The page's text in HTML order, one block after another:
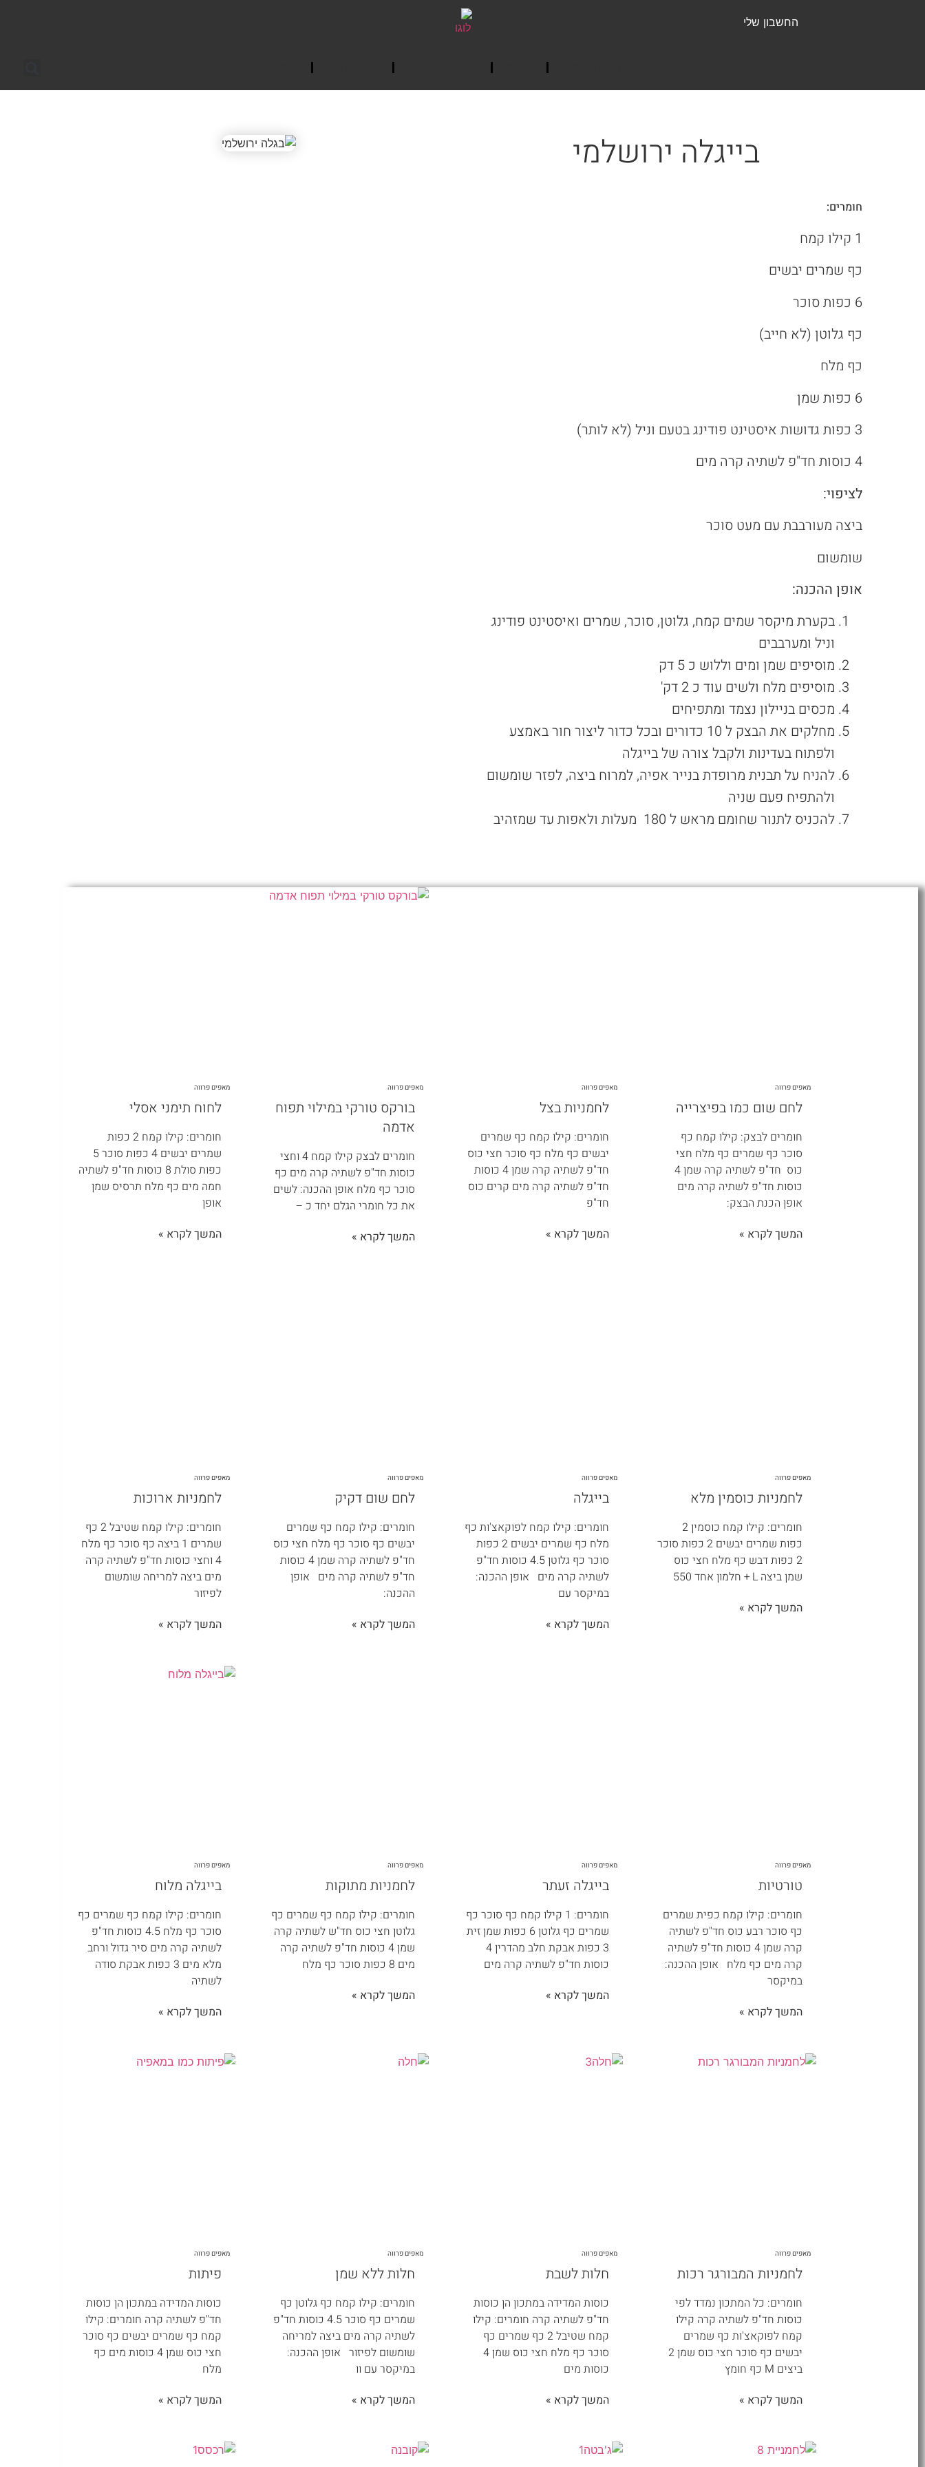
החשבון שלי
בייגלה ירושלמי
חומרים:
1 קילו קמח
כף שמרים יבשים
6 כפות סוכר
כף גלוטן (לא חייב)
כף מלח
6 כפות שמן
3 כפות גדושות איסטינט פודינג בטעם וניל (לא לותר)
4 כוסות חד"פ לשתיה קרה מים
לציפוי:
ביצה מעורבבת עם מעט סוכר
שומשום
אופן ההכנה:
בקערת מיקסר שמים קמח, גלוטן, סוכר, שמרים ואיסטינט פודינג
וניל ומערבבים
מוסיפים שמן ומים וללוש כ 5 דק
מוסיפים מלח ולשים עוד כ 2 דק'
מכסים בניילון נצמד ומתפיחים
מחלקים את הבצק ל 10 כדורים ובכל כדור ליצור חור באמצע
ולפתוח בעדינות ולקבל צורה של בייגלה
להניח על תבנית מרופדת בנייר אפיה, למרוח ביצה, לפזר שומשום
ולהתפיח פעם שניה
להכניס לתנור שחומם מראש ל 180 מעלות ולאפות עד שמזהיב
מאפים פרווה
לחם שום כמו בפיצרייה
חומרים לבצק: קילו קמח כף
סוכר כף שמרים כף מלח חצי
כוס חד"פ לשתיה קרה שמן 4
כוסות חד"פ לשתיה קרה מים
אופן הכנת הבצק:
המשך לקרא »
מאפים פרווה
לחמניות בצל
חומרים: קילו קמח כף שמרים
יבשים כף מלח כף סוכר חצי כוס
חד"פ לשתיה קרה שמן 4 כוסות
חד"פ לשתיה קרה מים קרים כוס
חד"פ
המשך לקרא »
מאפים פרווה
בורקס טורקי במילוי תפוח
אדמה
חומרים לבצק קילו קמח 4 וחצי
כוסות חד"פ לשתיה קרה מים כף
סוכר כף מלח אופן ההכנה: לשים
את כל חומרי הגלם יחד כ –
המשך לקרא »
מאפים פרווה
לחוח תימני אסלי
חומרים: קילו קמח 2 כפות
שמרים יבשים 4 כפות סוכר 5
כפות סולת 8 כוסות חד"פ לשתיה
חמה מים כף מלח תרסיס שמן
אופן
המשך לקרא »
מאפים פרווה
לחמניות כוסמין מלא
חומרים: קילו קמח כוסמין 2
כפות שמרים יבשים 2 כפות סוכר
2 כפות דבש כף מלח חצי כוס
שמן ביצה L + חלמון אחד 550
המשך לקרא »
מאפים פרווה
בייגלה
חומרים: קילו קמח לפוקאצ'ות כף
מלח כף שמרים יבשים 2 כפות
סוכר כף גלוטן 4.5 כוסות חד"פ
לשתיה קרה מים אופן ההכנה:
במיקסר עם
המשך לקרא »
מאפים פרווה
לחם שום דקיק
חומרים: קילו קמח כף שמרים
יבשים כף סוכר כף מלח חצי כוס
חד"פ לשתיה קרה שמן 4 כוסות
חד"פ לשתיה קרה מים אופן
ההכנה:
המשך לקרא »
מאפים פרווה
לחמניות ארוכות
חומרים: קילו קמח שטיבל 2 כף
שמרים 1 ביצה כף סוכר כף מלח
4 וחצי כוסות חד"פ לשתיה קרה
מים ביצה למריחה שומשום
לפיזור
המשך לקרא »
מאפים פרווה
טורטיות
חומרים: קילו קמח כפית שמרים
כף סוכר רבע כוס חד"פ לשתיה
קרה שמן 4 כוסות חד"פ לשתיה
קרה מים כף מלח אופן ההכנה:
במיקסר
המשך לקרא »
מאפים פרווה
בייגלה זעתר
חומרים: 1 קילו קמח כף סוכר כף
שמרים כף גלוטן 6 כפות שמן זית
3 כפות אבקת חלב מהדרין 4
כוסות חד"פ לשתיה קרה מים
המשך לקרא »
מאפים פרווה
לחמניות מתוקות
חומרים: קילו קמח כף שמרים כף
גלוטן חצי כוס חד"ש לשתיה קרה
שמן 4 כוסות חד"פ לשתיה קרה
מים 8 כפות סוכר כף מלח
המשך לקרא »
מאפים פרווה
בייגלה מלוח
חומרים: קילו קמח כף שמרים כף
סוכר כף מלח 4.5 כוסות חד"פ
לשתיה קרה מים סיר גדול ורחב
מלא מים 3 כפות אבקת סודה
לשתיה
המשך לקרא »
מאפים פרווה
לחמניות המבורגר רכות
חומרים: כל המתכון נמדד לפי
כוסות חד"פ לשתיה קרה קילו
קמח לפוקאצ'ות כף שמרים
יבשים כף סוכר חצי כוס שמן 2
ביצים M כף חומץ
המשך לקרא »
מאפים פרווה
חלות לשבת
כוסות המדידה במתכון הן כוסות
חד"פ לשתיה קרה חומרים: קילו
קמח שטיבל 2 כף שמרים כף
סוכר כף מלח חצי כוס שמן 4
כוסות מים
המשך לקרא »
מאפים פרווה
חלות ללא שמן
חומרים: קילו קמח כף גלוטן כף
שמרים כף סוכר 4.5 כוסות חד"פ
לשתיה קרה מים ביצה למריחה
שומשום לפיזור אופן ההכנה:
במיקסר עם וו
המשך לקרא »
מאפים פרווה
פיתות
כוסות המדידה במתכון הן כוסות
חד"פ לשתיה קרה חומרים: קילו
קמח כף שמרים יבשים כף סוכר
חצי כוס שמן 4 כוסות מים כף
מלח
המשך לקרא »